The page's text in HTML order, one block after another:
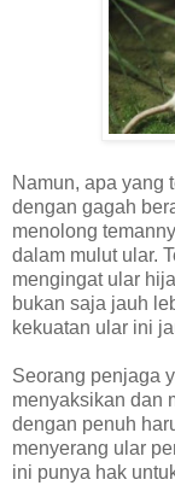
Namun, apa yang
dengan gagah
menolong
dalam mulut ular.
mengingat ular
bukan saja jauh
kekuatan ular ini
Seorang penjaga
menyaksikan dan
dengan penuh
menyerang ular
ini punya hak